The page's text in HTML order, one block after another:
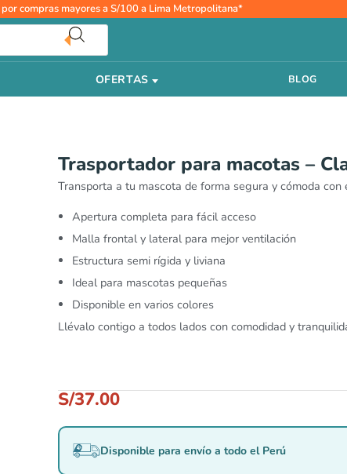
por compras mayores a S/100 a Lima Metropolitana*
OFERTAS BLOG
Trasportador para macotas –
Transporta a tu mascota de forma segura y cómoda
Apertura completa para fácil acceso
Malla frontal y lateral para mejor ventilación
Estructura semi rígida y liviana
Ideal para mascotas pequeñas
Disponible en varios colores
Llévalo contigo a todos lados con comodidad y
S/37.00
Disponible para envío a todo el Perú
Trasportador
para
macotas
-
Bag